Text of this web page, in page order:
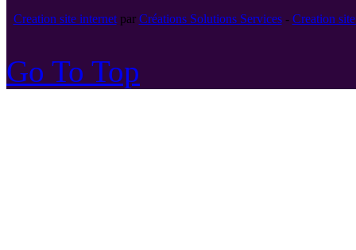
Creation site internetpar Créations Solutions Services- Creation
Go To Top